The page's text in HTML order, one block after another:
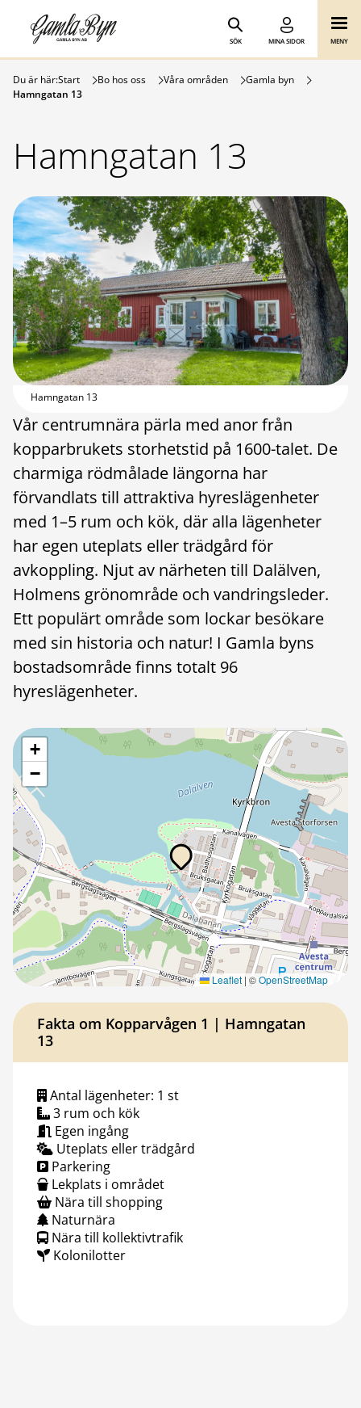
Hoppa till innehåll
Gamla Byn AB
SÖK MINA SIDOR MENY
Du är här:Start Bo hos oss Våra områden
Gamla byn
Hamngatan 13
Hamngatan 13
Hamngatan 13
Vår centrumnära pärla med anor från
kopparbrukets storhetstid på 1600-talet. De
charmiga rödmålade längorna har
förvandlats till attraktiva hyreslägenheter
med 1–5 rum och kök, där alla lägenheter
har egen uteplats eller trädgård för
avkoppling. Njut av närheten till Dalälven,
Holmens grönområde och vandringsleder.
Ett populärt område som lockar besökare
med sin historia och natur! I Gamla byns
bostadsområde finns totalt 96
hyreslägenheter.
+
−
Leaflet | ©OpenStreetMap
Fakta om Kopparvågen 1 | Hamngatan
13
Antal lägenheter: 1 st
3 rum och kök
Egen ingång
Uteplats eller trädgård
Parkering
Lekplats i området
Nära till shopping
Naturnära
Nära till kollektivtrafik
Kolonilotter